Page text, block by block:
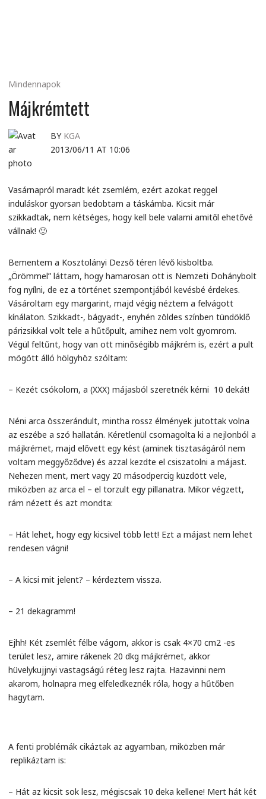
Mindennapok
Májkrémtett
BY KGA
2013/06/11 AT 10:06
Vasárnapról maradt két zsemlém, ezért azokat reggel
induláskor gyorsan bedobtam a táskámba. Kicsit már
szikkadtak, nem kétséges, hogy kell bele valami amitől ehetővé
vállnak! 🙂
Bementem a Kosztolányi Dezső téren lévő kisboltba.
„Örömmel” láttam, hogy hamarosan ott is Nemzeti Dohánybolt
fog nyílni, de ez a történet szempontjából kevésbé érdekes.
Vásároltam egy margarint, majd végig néztem a felvágott
kínálaton. Szikkadt-, bágyadt-, enyhén zöldes színben tündöklő
párizsikkal volt tele a hűtőpult, amihez nem volt gyomrom.
Végül feltűnt, hogy van ott minőségibb májkrém is, ezért a pult
mögött álló hölgyhöz szóltam:
– Kezét csókolom, a (XXX) májasból szeretnék kérni 10 dekát!
Néni arca összerándult, mintha rossz élmények jutottak volna
az eszébe a szó hallatán. Kéretlenül csomagolta ki a nejlonból a
májkrémet, majd elővett egy kést (aminek tisztaságáról nem
voltam meggyőződve) és azzal kezdte el csiszatolni a májast.
Nehezen ment, mert vagy 20 másodpercig küzdött vele,
miközben az arca el – el torzult egy pillanatra. Mikor végzett,
rám nézett és azt mondta:
– Hát lehet, hogy egy kicsivel több lett! Ezt a májast nem lehet
rendesen vágni!
– A kicsi mit jelent? – kérdeztem vissza.
– 21 dekagramm!
Ejhh! Két zsemlét félbe vágom, akkor is csak 4×70 cm2 -es
terület lesz, amire rákenek 20 dkg májkrémet, akkor
hüvelykujjnyi vastagságú réteg lesz rajta. Hazavinni nem
akarom, holnapra meg elfeledkeznék róla, hogy a hűtőben
hagytam.
A fenti problémák cikáztak az agyamban, miközben már
replikáztam is:
– Hát az kicsit sok lesz, mégiscsak 10 deka kellene! Mert hát két